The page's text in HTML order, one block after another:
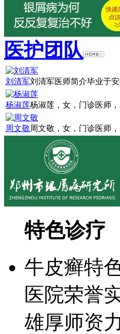
医护团队
刘清军刘清军医师简介毕业于
杨淑莲杨淑莲，女，门诊医师
周文敬周文敬，女，门诊医师
特色诊疗
牛皮癣特
医院荣誉
雄厚师资